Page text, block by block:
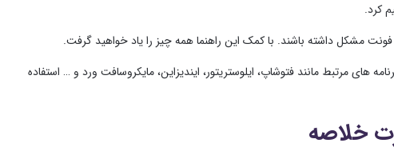
کرد.
مشکل داشته باشند. با کمک این راهنما همه چیز را یاد خواهید گرفت.
مرتبط مانند فتوشاپ، ایلوستریتور، ایندیزاین، مایکروسافت ورد و … استفاده
خلاصه